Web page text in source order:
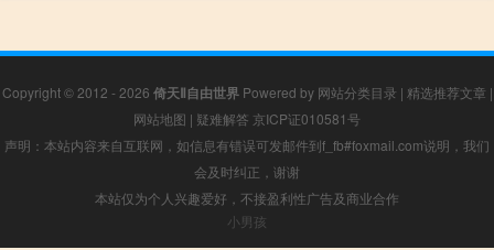
Copyright © 2012 - 2026 倚天Ⅱ自由世界Powered by 网站分类目录 | 精选推荐文章 |
网站地图 | 疑难解答 京ICP证010581号
声明：本站内容来自互联网，如信息有错误可发邮件到f_fb#foxmail.com说明，我们
会及时纠正，谢谢
本站仅为个人兴趣爱好，不接盈利性广告及商业合作
小男孩